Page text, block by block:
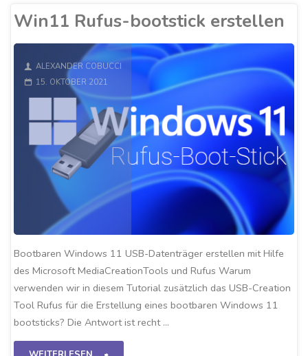
Win11 Rufus-bootstick erstellen
ALEXANDER COBUCCI
15. OKTOBER 2021
Bootbaren Windows 11 USB-Datenträger erstellen mit Hilfe
des Microsoft MediaCreationTools und Rufus Warum
verwenden wir in diesem Tutorial zusätzlich das USB-Creation
Tool Rufus für die Erstellung eines bootbaren Windows 11
bootsticks? Die Antwort ist recht …